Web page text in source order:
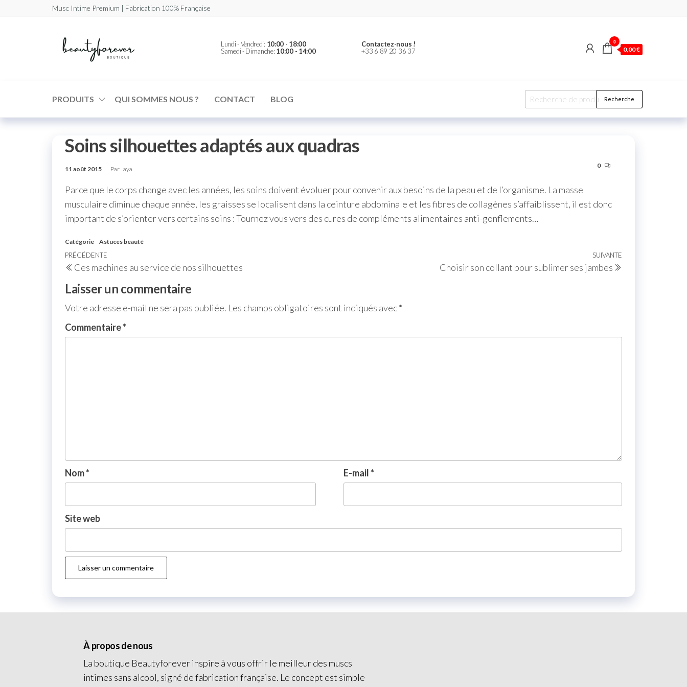
Musc Intime Premium | Fabrication 100% Française
BeautyforeverLundi - Vendredi: 10:00 - 18:00
Samedi - Dimanche: 10:00 - 14:00
Contactez-nous !
+33 6 89 20 36 37
0
0,00 €
PRODUITS QUI SOMMES NOUS ? CONTACT BLOG Recherche
Soins silhouettes adaptés aux quadras
11 août 2015 Par aya 0
Parce que le corps change avec les années, les soins doivent évoluer pour convenir aux besoins de la peau et de l’organisme. La masse
musculaire diminue chaque année, les graisses se localisent dans la ceinture abdominale et les fibres de collagènes s’affaiblissent, il est donc
important de s’orienter vers certains soins : Tournez vous vers des cures de compléments alimentaires anti-gonflements…
Catégorie Astuces beauté
PRÉCÉDENTE
Ces machines au service de nos silhouettes
SUIVANTE
Choisir son collant pour sublimer ses jambes
Laisser un commentaire
Votre adresse e-mail ne sera pas publiée. Les champs obligatoires sont indiqués avec*
Commentaire*
Nom* E-mail*
Site web
À propos de nous
La boutique Beautyforever inspire à vous offrir le meilleur des muscs
intimes sans alcool, signé de fabrication française. Le concept est simple